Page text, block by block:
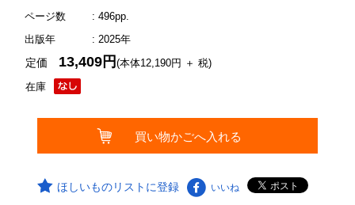
ページ数
: 496pp.
出版年
: 2025年
在庫
定価 13,409円(本体12,190円 ＋ 税)
ほしいものリストに登録 いいね